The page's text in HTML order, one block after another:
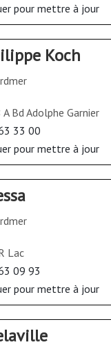
pour mettre à jour
Koch
Bd Adolphe Garnier
33 00
pour mettre à jour
Lac
09 93
pour mettre à jour